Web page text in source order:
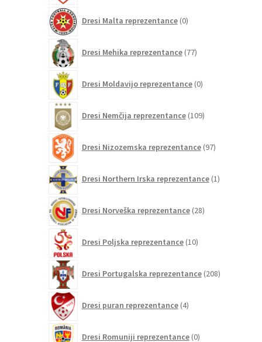
Dresi Malta reprezentance 0izdelkov
Dresi Mehika reprezentance 77izdelkov
Dresi Moldavijo reprezentance 0izdelkov
Dresi Nemčija reprezentance 109izdelkov
Dresi Nizozemska reprezentance 97izdelkov
Dresi Northern Irska reprezentance 1izdelek
Dresi Norveška reprezentance 28izdelkov
Dresi Poljska reprezentance 10izdelkov
Dresi Portugalska reprezentance 208izdelkov
Dresi puran reprezentance 4izdelki
Dresi Romuniji reprezentance 0